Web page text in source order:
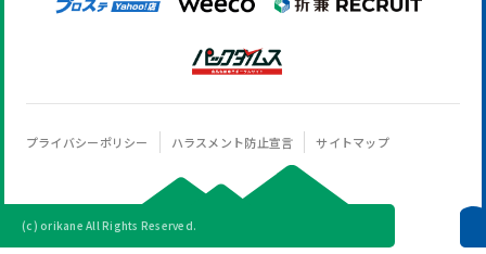
プライバシーポリシー ハラスメント防止宣言 サイトマップ
(c) orikane All Rights Reserved.